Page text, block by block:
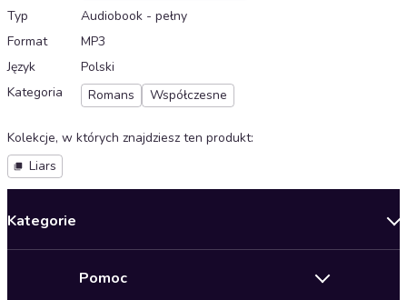
Typ
Audiobook - pełny
Format
MP3
Język
Polski
Kategoria
Romans Współczesne
Kolekcje, w których znajdziesz ten produkt:
Liars
Kategorie
Pomoc